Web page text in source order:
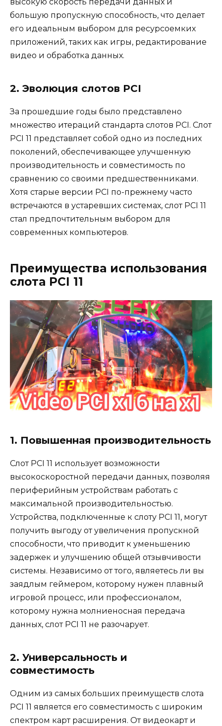
большую пропускную способность, что делает
его идеальным выбором для ресурсоемких
приложений, таких как игры, редактирование
видео и обработка данных.
2. Эволюция слотов PCI
За прошедшие годы было представлено
множество итераций стандарта слотов PCI. Слот
PCI 11 представляет собой одно из последних
поколений, обеспечивающее улучшенную
производительность и совместимость по
сравнению со своими предшественниками.
Хотя старые версии PCI по-прежнему часто
встречаются в устаревших системах, слот PCI 11
стал предпочтительным выбором для
современных компьютеров.
Преимущества использования
слота PCI 11
1. Повышенная производительность
Слот PCI 11 использует возможности
высокоскоростной передачи данных, позволяя
периферийным устройствам работать с
максимальной производительностью.
Устройства, подключенные к слоту PCI 11, могут
получить выгоду от увеличения пропускной
способности, что приводит к уменьшению
задержек и улучшению общей отзывчивости
системы. Независимо от того, являетесь ли вы
заядлым геймером, которому нужен плавный
игровой процесс, или профессионалом,
которому нужна молниеносная передача
данных, слот PCI 11 не разочарует.
2. Универсальность и
совместимость
Одним из самых больших преимуществ слота
PCI 11 является его совместимость с широким
спектром карт расширения. От видеокарт и